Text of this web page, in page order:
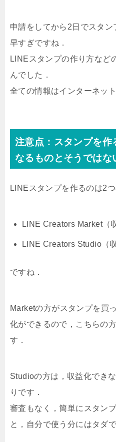
申請をしてから2日でスタン
早すぎですね．
LINEスタンプの作り方など
んでした．
全ての情報はインターネッ
注意点：スタンプを作
なるものとそうではな
LINEスタンプを作るのは2
LINE Creators Market（
LINE Creators Studio（
ですね．
Marketの方がスタンプを買
化ができるので，こちらの
す．
Studioの方は，収益化でき
りです．
審査もなく，簡単にスタン
と，自分で使う分にはタダで